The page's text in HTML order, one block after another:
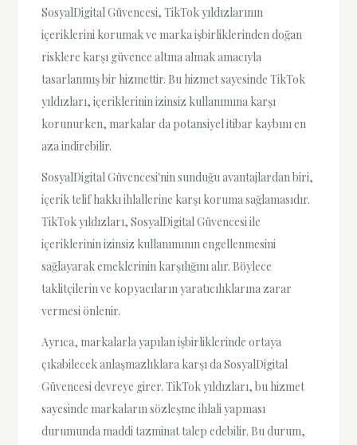
SosyalDigital Güvencesi, TikTok yıldızlarının
içeriklerini korumak ve marka işbirliklerinden doğan
risklere karşı güvence altına almak amacıyla
tasarlanmış bir hizmettir. Bu hizmet sayesinde TikTok
yıldızları, içeriklerinin izinsiz kullanımına karşı
korunurken, markalar da potansiyel itibar kaybını en
aza indirebilir.
SosyalDigital Güvencesi'nin sunduğu avantajlardan biri,
içerik telif hakkı ihlallerine karşı koruma sağlamasıdır.
TikTok yıldızları, SosyalDigital Güvencesi ile
içeriklerinin izinsiz kullanımının engellenmesini
sağlayarak emeklerinin karşılığını alır. Böylece
taklitçilerin ve kopyacıların yaratıcılıklarına zarar
vermesi önlenir.
Ayrıca, markalarla yapılan işbirliklerinde ortaya
çıkabilecek anlaşmazlıklara karşı da SosyalDigital
Güvencesi devreye girer. TikTok yıldızları, bu hizmet
sayesinde markaların sözleşme ihlali yapması
durumunda maddi tazminat talep edebilir. Bu durum,